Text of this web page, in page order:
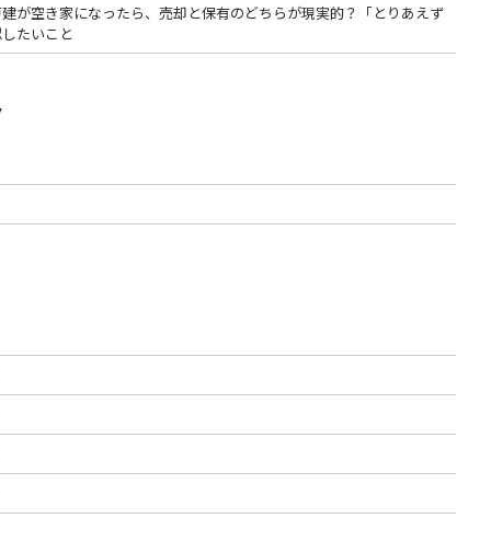
が空き家になったら、売却と保有のどちらが現実的？「とりあえず
たいこと